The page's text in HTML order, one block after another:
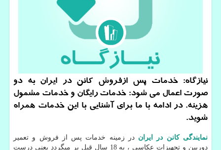
نیازگاه: خدمات پس ازفروش كانن در ایران به دو
صورت اعمال می شود: خدمات رایگان و خدمات مشمول
هزینه. در ادامه با ما برای آشنایی با این خدمات همراه
شوید.
نمایندگی کانن در ایران در زمینه خدمات پس از فروش و تعمیر
دوربین و تجهیزات عکاسی ، به 18 سال قبل بر میگردد یعنی درست